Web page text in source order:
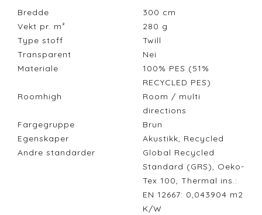
Bredde 300 cm
Vekt pr. m²
280 g
Type stoff
Twill
Transparent
Nei
Materiale
100% PES (51%
RECYCLED PES)
Roomhigh
Room / multi
directions
Fargegruppe
Brun
Egenskaper
Akustikk, Recycled
Andre standarder
Global Recycled
Standard (GRS), Oeko-
Tex 100, Thermal ins.:
EN 12667: 0,043904 m2
K/W